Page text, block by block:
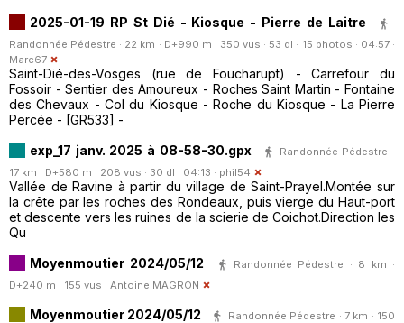
2025-01-19 RP St Dié - Kiosque - Pierre de Laitre
Randonnée Pédestre · 22 km · D+990 m · 350 vus · 53 dl · 15 photos · 04:57 ·
Marc67
Saint-Dié-des-Vosges (rue de Foucharupt) - Carrefour du
Fossoir - Sentier des Amoureux - Roches Saint Martin - Fontaine
des Chevaux - Col du Kiosque - Roche du Kiosque - La Pierre
Percée - [GR533] -
exp_17 janv. 2025 à 08-58-30.gpx
Randonnée Pédestre ·
17 km · D+580 m · 208 vus · 30 dl · 04:13 · phil54
Vallée de Ravine à partir du village de Saint-Prayel.Montée sur
la crête par les roches des Rondeaux, puis vierge du Haut-port
et descente vers les ruines de la scierie de Coichot.Direction les
Qu
Moyenmoutier 2024/05/12
Randonnée Pédestre · 8 km ·
D+240 m · 155 vus · Antoine.MAGRON
Moyenmoutier 2024/05/12
Randonnée Pédestre · 7 km · 150